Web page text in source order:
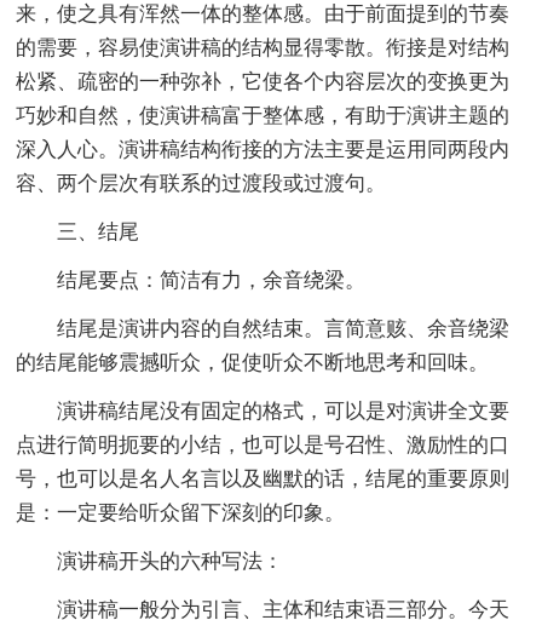
来，使之具有浑然一体的整体感。由于前面提到的节奏
的需要，容易使演讲稿的结构显得零散。衔接是对结构
松紧、疏密的一种弥补，它使各个内容层次的变换更为
巧妙和自然，使演讲稿富于整体感，有助于演讲主题的
深入人心。演讲稿结构衔接的方法主要是运用同两段内
容、两个层次有联系的过渡段或过渡句。
三、结尾
结尾要点：简洁有力，余音绕梁。
结尾是演讲内容的自然结束。言简意赅、余音绕梁
的结尾能够震撼听众，促使听众不断地思考和回味。
演讲稿结尾没有固定的格式，可以是对演讲全文要
点进行简明扼要的小结，也可以是号召性、激励性的口
号，也可以是名人名言以及幽默的话，结尾的重要原则
是：一定要给听众留下深刻的印象。
演讲稿开头的六种写法：
演讲稿一般分为引言、主体和结束语三部分。今天